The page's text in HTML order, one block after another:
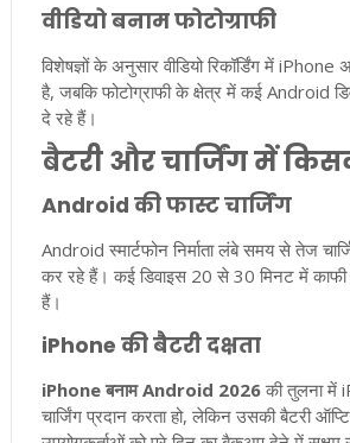
वीडियो बनाम फोटोग्राफी
विशेषज्ञों के अनुसार वीडियो रिकॉर्डिंग में iPhone
है, जबकि फोटोग्राफी के क्षेत्र में कई Android
दे रहे हैं।
बैटरी और चार्जिंग में
Android की फास्ट चार्जिंग
Android स्मार्टफोन निर्माता लंबे समय से तेज
कर रहे हैं। कई डिवाइस 20 से 30 मिनट में काफी
हैं।
iPhone की बैटरी दक्षता
iPhone बनाम Android 2026की तुलना में
चार्जिंग प्रदान करता हो, लेकिन उसकी बैटरी